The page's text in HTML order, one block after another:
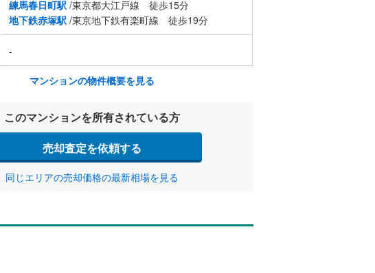
練馬春日町駅 /東京都大江戸線 徒歩15分
地下鉄赤塚駅 /東京地下鉄有楽町線 徒歩19分
-
マンションの物件概要を見る
このマンションを所有されている方
売却査定を依頼する
同じエリアの売却価格の最新相場を見る